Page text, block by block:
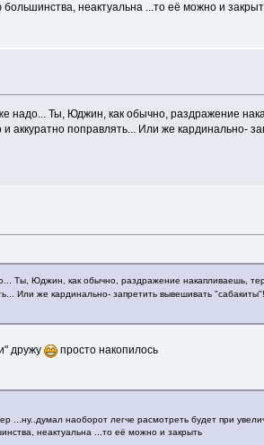
неактуальна ...то её можно и
надо... Ты, Юджин, как обычно, раздражение
аккуратно поправлять... Или же кардинально-
Ты, Юджин, как обычно, раздражение накапливаешь,
Или же кардинально- запретить вывешивать
дружу просто накопилось
...ну..думал наоборот легче расмотреть будет при
неактуальна ...то её можно и закрыть